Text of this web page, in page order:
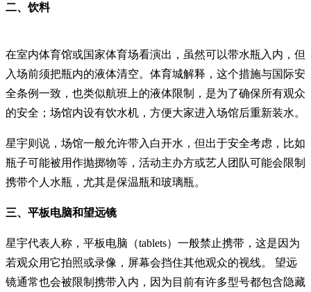
二、饮料
在室内体育馆或国家体育场看演出，虽然可以带水瓶入内，但
入场前须把瓶内的液体清空。体育城解释，这个措施与国际安
全条例一致，也类似航班上的液体限制，是为了确保所有观众
的安全；场馆内设有饮水机，方便大家进入场馆后重新装水。
星宇则说，场馆一般允许带入白开水，但出于安全考虑，比如
瓶子可能被用作抛掷物等，活动主办方或艺人团队可能会限制
携带个人水瓶，尤其是保温瓶和玻璃瓶。
三、平板电脑和望远镜
星宇代表人称，平板电脑（tablets）一般禁止携带，这是因为
若观众用它拍照或录像，屏幕会挡住其他观众的视线。 望远
镜通常也会被限制携带入内，因为目前有许多型号都包含隐藏